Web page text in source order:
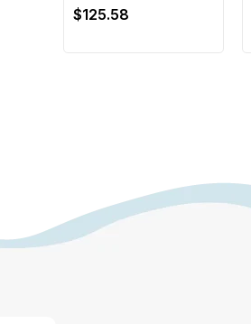
$125.58